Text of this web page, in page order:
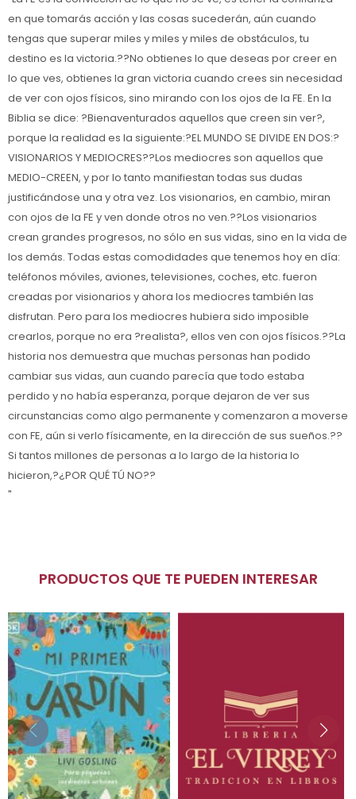
en que tomarás acción y las cosas sucederán, aún cuando
tengas que superar miles y miles y miles de obstáculos, tu
destino es la victoria.??No obtienes lo que deseas por creer en
lo que ves, obtienes la gran victoria cuando crees sin necesidad
de ver con ojos físicos, sino mirando con los ojos de la FE. En la
Biblia se dice: ?Bienaventurados aquellos que creen sin ver?,
porque la realidad es la siguiente:?EL MUNDO SE DIVIDE EN DOS:?
VISIONARIOS Y MEDIOCRES??Los mediocres son aquellos que
MEDIO-CREEN, y por lo tanto manifiestan todas sus dudas
justificándose una y otra vez. Los visionarios, en cambio, miran
con ojos de la FE y ven donde otros no ven.??Los visionarios
crean grandes progresos, no sólo en sus vidas, sino en la vida de
los demás. Todas estas comodidades que tenemos hoy en día:
teléfonos móviles, aviones, televisiones, coches, etc. fueron
creadas por visionarios y ahora los mediocres también las
disfrutan. Pero para los mediocres hubiera sido imposible
crearlos, porque no era ?realista?, ellos ven con ojos físicos.??La
historia nos demuestra que muchas personas han podido
cambiar sus vidas, aun cuando parecía que todo estaba
perdido y no había esperanza, porque dejaron de ver sus
circunstancias como algo permanente y comenzaron a moverse
con FE, aún si verlo físicamente, en la dirección de sus sueños.??
Si tantos millones de personas a lo largo de la historia lo
hicieron,?¿POR QUÉ TÚ NO??
"
PRODUCTOS QUE TE PUEDEN INTERESAR